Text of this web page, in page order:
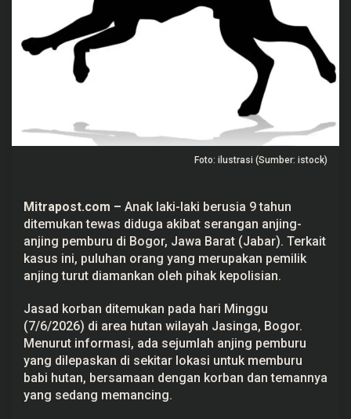
d
e
a
n
A
n
j
i
n
P
e
m
u
u
H
i
Foto: ilustrasi (Sumber: istock)
Mitrapost.com – Anak laki-laki berusia 9 tahun
ditemukan tewas diduga akibat serangan anjing-
anjing pemburu di Bogor, Jawa Barat (Jabar). Terkait
kasus ini, puluhan orang yang merupakan pemilik
anjing turut diamankan oleh pihak kepolisian.
Jasad korban ditemukan pada hari Minggu
(7/6/2026) di area hutan wilayah Jasinga, Bogor.
Menurut informasi, ada sejumlah anjing pemburu
yang dilepaskan di sekitar lokasi untuk memburu
babi hutan, bersamaan dengan korban dan temannya
yang sedang memancing.